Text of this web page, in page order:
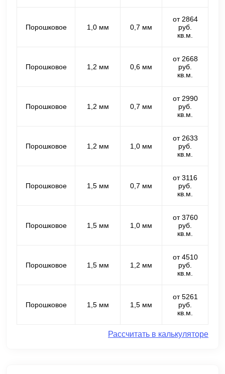
Порошковое 1,0 мм 0,7 мм
от 2864
руб.
кв.м.
Порошковое 1,2 мм 0,6 мм
от 2668
руб.
кв.м.
Порошковое 1,2 мм 0,7 мм
от 2990
руб.
кв.м.
Порошковое 1,2 мм 1,0 мм
от 2633
руб.
кв.м.
Порошковое 1,5 мм 0,7 мм
от 3116
руб.
кв.м.
Порошковое 1,5 мм 1,0 мм
от 3760
руб.
кв.м.
Порошковое 1,5 мм 1,2 мм
от 4510
руб.
кв.м.
Порошковое 1,5 мм 1,5 мм
от 5261
руб.
кв.м.
Рассчитать в калькуляторе